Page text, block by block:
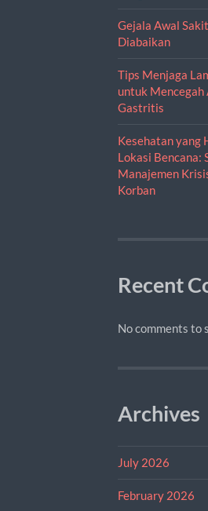
Gejala Awal
Diabaikan
Tips Menjaga
untuk Mencegah
Gastritis
Kesehatan yang
Lokasi Bencana:
Manajemen
Korban
Recent
No comments to
Archives
July 2026
February 2026